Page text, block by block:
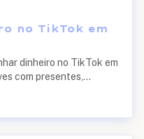
no TikTok em
dinheiro no TikTok em
com presentes,